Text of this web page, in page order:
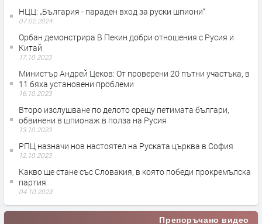
НЦЦ: „България - параден вход за руски шпиони“
07.02.2024
Орбан демонстрира В Пекин добри отношения с Русия и
Китай
17.10.2023
Министър Андрей Цеков: От проверени 20 пътни участъка, в
11 бяха установени проблеми
16.10.2023
Второ изслушване по делото срещу петимата българи,
обвинени в шпионаж в полза на Русия
13.10.2023
РПЦ назначи нов настоятел на Руската църква в София
12.10.2023
Какво ще стане със Словакия, в която победи прокремълска
партия
04.10.2023
Препоръчано видео